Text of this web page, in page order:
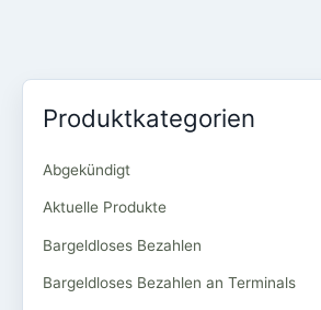
Produktkategorien
Abgekündigt
Aktuelle Produkte
Bargeldloses Bezahlen
Bargeldloses Bezahlen an Terminals